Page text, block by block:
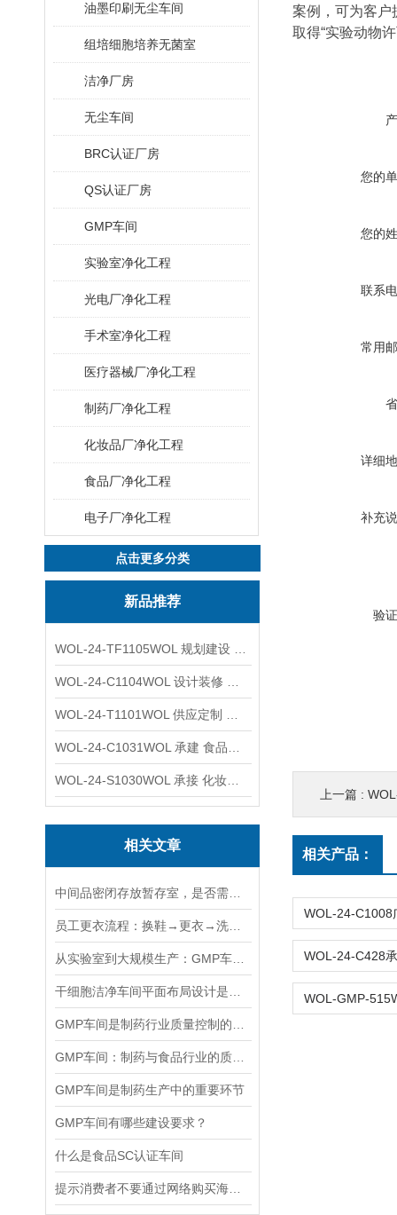
油墨印刷无尘车间
组培细胞培养无菌室
洁净厂房
无尘车间
BRC认证厂房
QS认证厂房
GMP车间
实验室净化工程
光电厂净化工程
手术室净化工程
医疗器械厂净化工程
制药厂净化工程
化妆品厂净化工程
食品厂净化工程
电子厂净化工程
点击更多分类
新品推荐
相关文章
GMP车间是制药生产中的重要环节
GMP车间有哪些建设要求？
什么是食品SC认证车间
案例，可为客户
取得“实验动物
您的
您的
联系
常用
详细
补充
验
上一篇 :
相关产品：